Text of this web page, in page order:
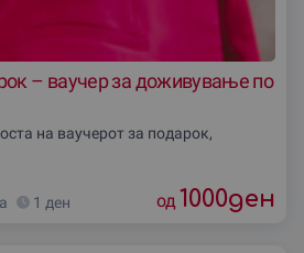
– ваучер за доживување по
на ваучерот за подарок,
1 ден од 1000ден